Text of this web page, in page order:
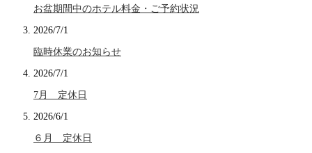
お盆期間中のホテル料金・ご予約状況
2026/7/1
臨時休業のお知らせ
2026/7/1
7月 定休日
2026/6/1
６月 定休日